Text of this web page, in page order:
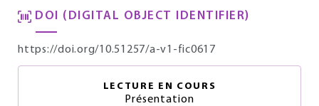
DOI (DIGITAL OBJECT IDENTIFIER)
https://doi.org/10.51257/a-v1-fic0617
LECTURE EN COURS
Présentation